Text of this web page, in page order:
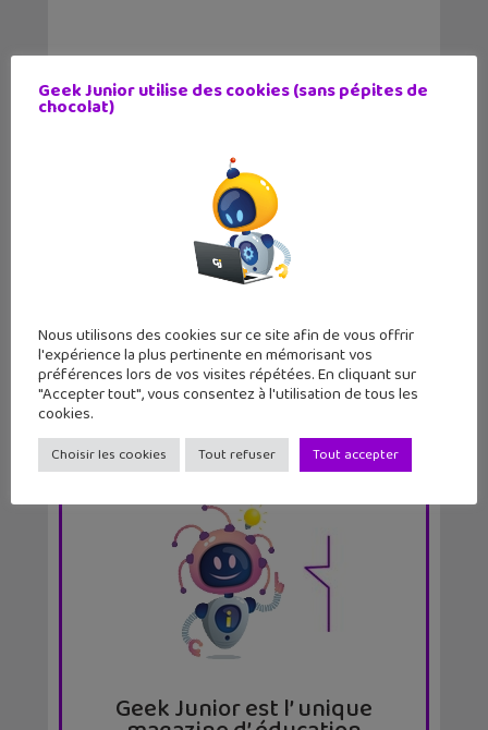
LE MAGGEEK JUNIOR
11 numéros par an
par abonnement et chez ton marchand de
journaux
Geek Junior est l’ unique
Geek Junior utilise des cookies (sans pépites de
chocolat)
Nous utilisons des cookies sur ce site afin de vous offrir
l'expérience la plus pertinente en mémorisant vos
préférences lors de vos visites répétées. En cliquant sur
"Accepter tout", vous consentez à l'utilisation de tous les
cookies.
Choisir les cookies Tout refuser Tout accepter